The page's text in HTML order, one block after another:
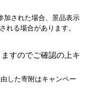
加された場合、景品表示
れる場合があります。
すのでご確認の上キ
した寄附はキャンペー